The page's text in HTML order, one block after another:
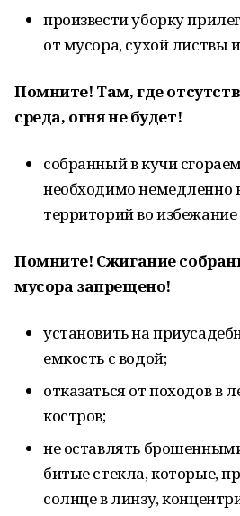
произвести уборку
от мусора, сухой листвы
Помните! Там, где
среда, огня не будет!
собранный в кучи
необходимо немедленно
территорий во
Помните! Сжигание
мусора запрещено!
установить на
емкость с водой;
отказаться от походов в
костров;
не оставлять
битые стекла, которые,
солнце в линзу,